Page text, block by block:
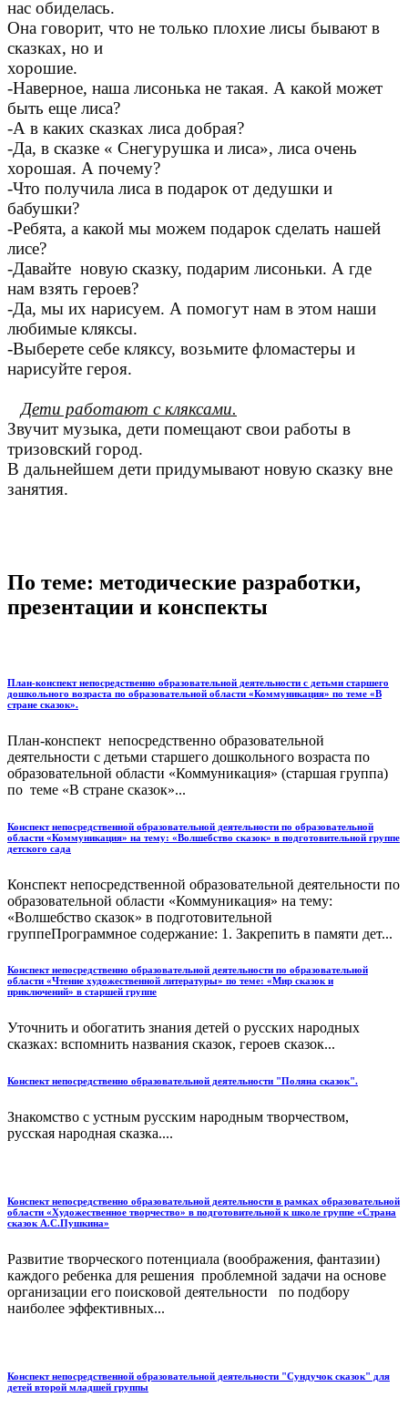
нас обиделась.
Она говорит, что не только плохие лисы бывают в
сказках, но и
хорошие.
-Наверное, наша лисонька не такая. А какой может
быть еще лиса?
-А в каких сказках лиса добрая?
-Да, в сказке « Снегурушка и лиса», лиса очень
хорошая. А почему?
-Что получила лиса в подарок от дедушки и
бабушки?
-Ребята, а какой мы можем подарок сделать нашей
лисе?
-Давайте новую сказку, подарим лисоньки. А где
нам взять героев?
-Да, мы их нарисуем. А помогут нам в этом наши
любимые кляксы.
-Выберете себе кляксу, возьмите фломастеры и
нарисуйте героя.
Дети работают с кляксами.
Звучит музыка, дети помещают свои работы в
тризовский город.
В дальнейшем дети придумывают новую сказку вне
занятия.
По теме: методические разработки,
презентации и конспекты
План-конспект непосредственно образовательной деятельности с детьми старшего
дошкольного возраста по образовательной области «Коммуникация» по теме «В
стране сказок».
План-конспект непосредственно образовательной
деятельности с детьми старшего дошкольного возраста по
образовательной области «Коммуникация» (старшая группа)
по теме «В стране сказок»...
Конспект непосредственной образовательной деятельности по образовательной
области «Коммуникация» на тему: «Волшебство сказок» в подготовительной группе
детского сада
Конспект непосредственной образовательной деятельности по
образовательной области «Коммуникация» на тему:
«Волшебство сказок» в подготовительной
группеПрограммное содержание: 1. Закрепить в памяти дет...
Конспект непосредственно образовательной деятельности по образовательной
области «Чтение художественной литературы» по теме: «Мир сказок и
приключений» в старшей группе
Уточнить и обогатить знания детей о русских народных
сказках: вспомнить названия сказок, героев сказок...
Конспект непосредственно образовательной деятельности "Поляна сказок".
Знакомство с устным русским народным творчеством,
русская народная сказка....
Конспект непосредственно образовательной деятельности в рамках образовательной
области «Художественное творчество» в подготовительной к школе группе «Страна
сказок А.С.Пушкина»
Развитие творческого потенциала (воображения, фантазии)
каждого ребенка для решения проблемной задачи на основе
организации его поисковой деятельности по подбору
наиболее эффективных...
Конспект непосредственной образовательной деятельности "Сундучок сказок" для
детей второй младшей группы